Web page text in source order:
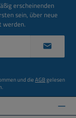
erscheinenden
sein, über neue
werden.
und dieAGBgelesen